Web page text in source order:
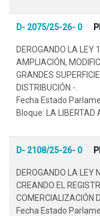
D- 2075/25-26- 0
DEROGANDO LA LEY
AMPLIACIÓN,
GRANDES
DISTRIBUCIÓN.-.
Fecha Estado
Bloque: LA LIBERTAD
D- 2108/25-26- 0
DEROGANDO LA LEY
CREANDO EL
COMERCIALIZACIÓN
Fecha Estado